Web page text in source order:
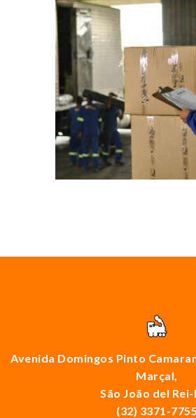
Avenida Domingos Pinto
Marçal,
São João del Rei-
(32) 3371-7755